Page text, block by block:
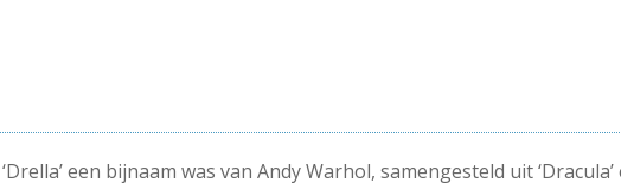
een bijnaam was van Andy Warhol, samengesteld uit ‘Dracula’